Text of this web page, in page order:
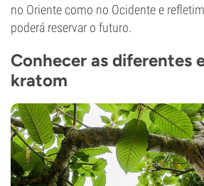
no Oriente como no Ocidente e
poderá reservar o futuro.
Conhecer as diferentes
kratom